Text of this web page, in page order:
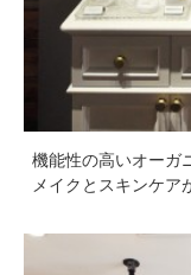
機能性の高いオーガ
メイクとスキンケ